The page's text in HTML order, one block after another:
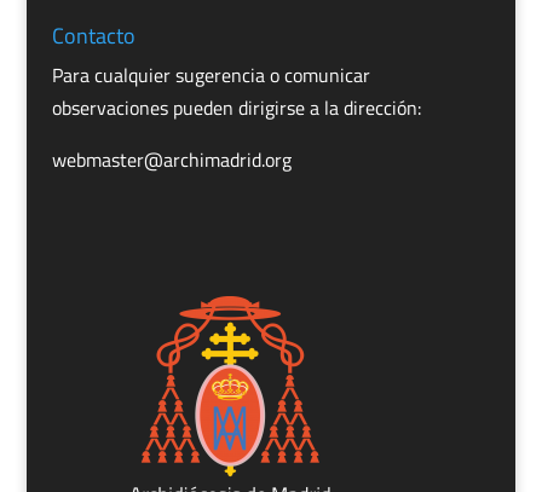
Contacto
Para cualquier sugerencia o comunicar
observaciones pueden dirigirse a la dirección:
webmaster@archimadrid.org